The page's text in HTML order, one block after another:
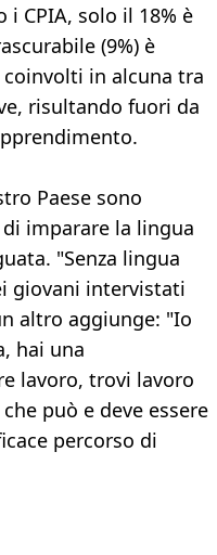
CPIA, solo il 18% è
(9%) è
in alcuna tra
risultando fuori da
Paese sono
imparare la lingua
"Senza lingua
giovani intervistati
altro aggiunge: "Io
hai una
lavoro, trovi lavoro
può e deve essere
percorso di